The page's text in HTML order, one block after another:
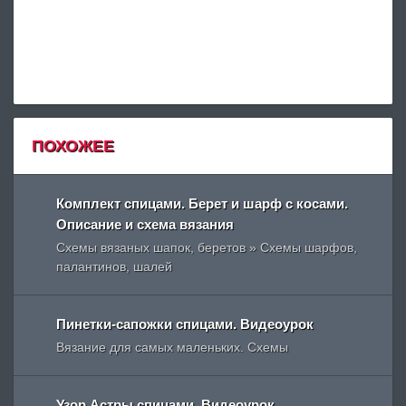
ПОХОЖЕЕ
Комплект спицами. Берет и шарф с косами.
Описание и схема вязания
Схемы вязаных шапок, беретов » Схемы шарфов,
палантинов, шалей
Пинетки-сапожки спицами. Видеоурок
Вязание для самых маленьких. Схемы